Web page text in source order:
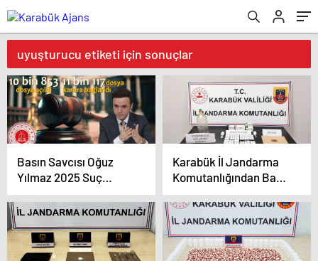
uyuşturucu etiketi için sonuçlar
Basın Savcısı Oğuz
Yılmaz 2025 Suç
İstatistiklerini
Açıkladı…
Karabük İl Jandarma
Komutanlığından Basın
Duyurusu